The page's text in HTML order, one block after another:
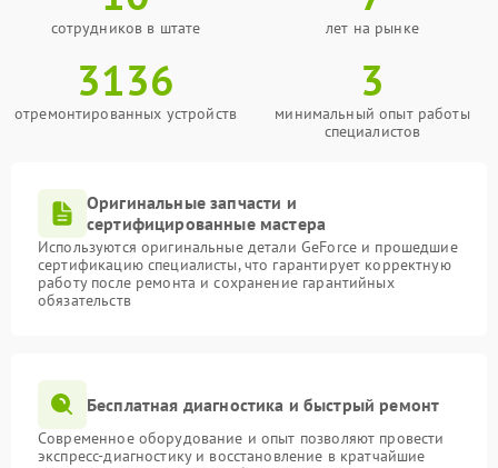
сотрудников в штате лет на рынке
3136
отремонтированных устройств
3
минимальный опыт работы
специалистов
Оригинальные запчасти и
сертифицированные мастера
Используются оригинальные детали GeForce и прошедшие
сертификацию специалисты, что гарантирует корректную
работу после ремонта и сохранение гарантийных
обязательств
Бесплатная диагностика и быстрый ремонт
Современное оборудование и опыт позволяют провести
экспресс-диагностику и восстановление в кратчайшие